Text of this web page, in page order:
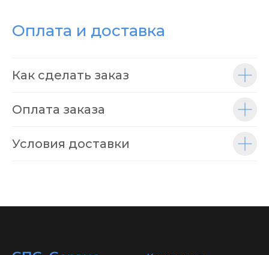
Оплата и доставка
Как сделать заказ
Оплата заказа
Условия доставки